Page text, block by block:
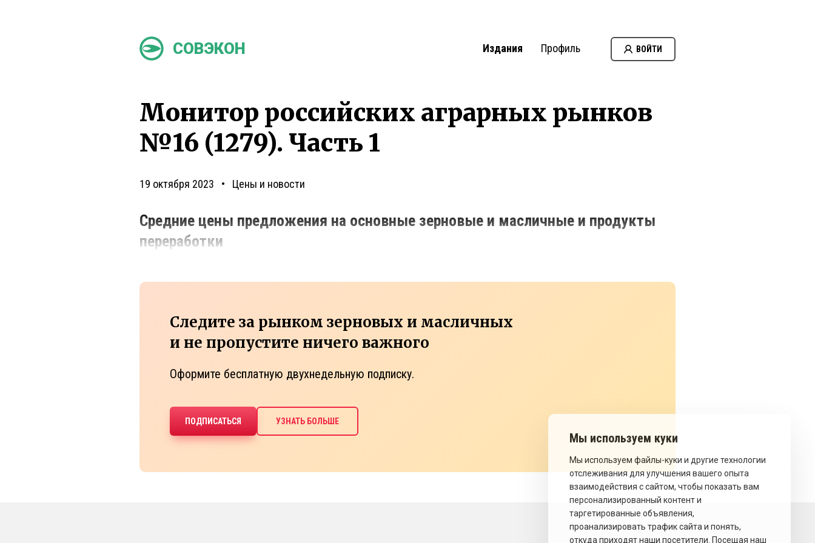
СОВЭКОН Издания Профиль ВОЙТИ
Монитор российских аграрных рынков
№16 (1279). Часть 1
19 октября 2023 Цены и новости
Средние цены предложения на основные зерновые и масличные и продукты
переработки
Следите за рынком зерновых и масличных
и не пропустите ничего важного
Оформите бесплатную двухнедельную подписку.